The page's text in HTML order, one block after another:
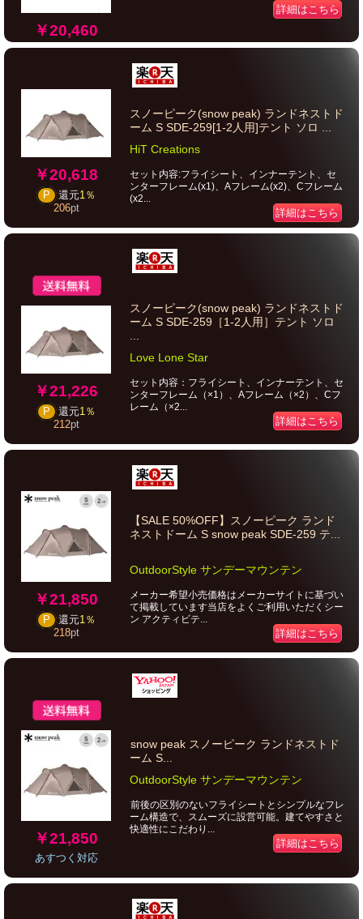
￥20,460
詳細はこちら
￥20,618
P 還元1％
206pt
スノーピーク(snow peak) ランドネストド
ーム S SDE-259[1-2人用]テント ソロ ...
HiT Creations
セット内容:フライシート、インナーテント、セ
ンターフレーム(x1)、Aフレーム(x2)、Cフレーム
(x2...
詳細はこちら
￥21,226
P 還元1％
212pt
スノーピーク(snow peak) ランドネストド
ーム S SDE-259［1-2人用］テント ソロ
Love Lone Star
セット内容：フライシート、インナーテント、セ
ンターフレーム（×1）、Aフレーム（×2）、Cフ
レーム（×2...
詳細はこちら
￥21,850
P 還元1％
218pt
【SALE 50%OFF】スノーピーク ランド
ネストドーム S snow peak SDE-259 テ...
OutdoorStyle サンデーマウンテン
メーカー希望小売価格はメーカーサイトに基づい
て掲載しています当店をよくご利用いただくシー
ン アクティビテ...
詳細はこちら
￥21,850
あすつく対応
snow peak スノーピーク ランドネストド
ーム S...
OutdoorStyle サンデーマウンテン
前後の区別のないフライシートとシンプルなフレ
ーム構造で、スムーズに設営可能。建てやすさと
快適性にこだわり...
詳細はこちら